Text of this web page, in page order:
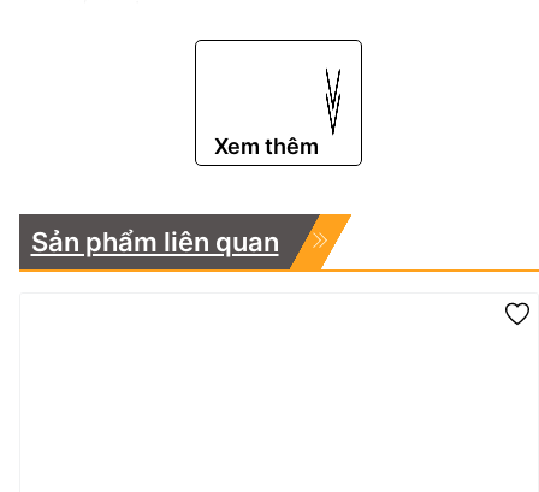
hatok2012@gmail.com – sales@hatok.vn
Xem thêm
Sản phẩm liên quan